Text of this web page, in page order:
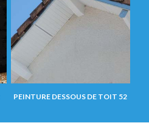
PEINTURE DESSOUS DE TOIT 52